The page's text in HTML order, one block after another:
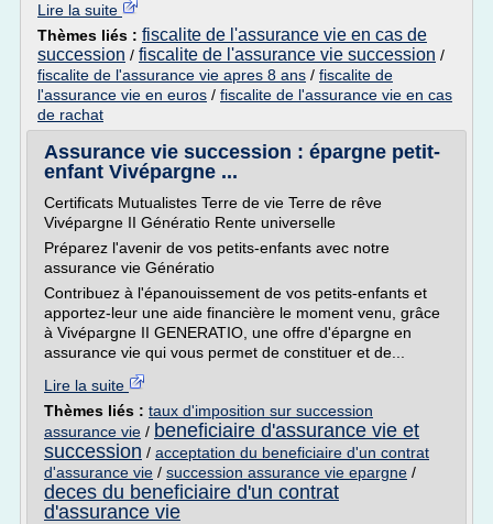
Lire la suite
Thèmes liés : fiscalite de l'assurance vie en cas de
succession / fiscalite de l'assurance vie succession /
fiscalite de l'assurance vie apres 8 ans / fiscalite de
l'assurance vie en euros / fiscalite de l'assurance vie en cas
de rachat
Assurance vie succession : épargne petit-
enfant Vivépargne ...
Certificats Mutualistes Terre de vie Terre de rêve
Vivépargne II Génératio Rente universelle
Préparez l'avenir de vos petits-enfants avec notre
assurance vie Génératio
Contribuez à l'épanouissement de vos petits-enfants et
apportez-leur une aide financière le moment venu, grâce
à Vivépargne II GENERATIO, une offre d'épargne en
assurance vie qui vous permet de constituer et de...
Lire la suite
Thèmes liés : taux d'imposition sur succession
assurance vie / beneficiaire d'assurance vie et
succession / acceptation du beneficiaire d'un contrat
d'assurance vie / succession assurance vie epargne /
deces du beneficiaire d'un contrat
d'assurance vie